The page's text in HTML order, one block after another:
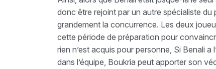
donc être rejoint par un autre spécialiste
grandement la concurrence. Les deux
cette période de préparation pour
rien n’est acquis pour personne, Si Benali
dans l’équipe, Boukria peut apporter son